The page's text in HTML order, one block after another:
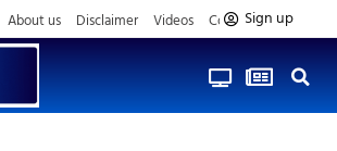
About us Disclaimer Videos Contact us
Sign up